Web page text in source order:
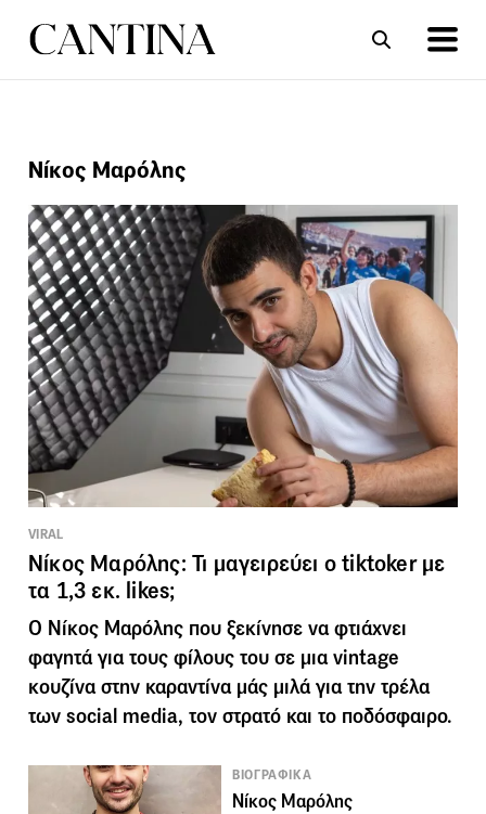
ΣΥΝΤΑΓΕΣ
Νίκος Μαρόλης
VIRAL
Νίκος Μαρόλης: Τι μαγειρεύει ο tiktoker με
τα 1,3 εκ. likes;
Ο Νίκος Μαρόλης που ξεκίνησε να φτιάχνει
φαγητά για τους φίλους του σε μια vintage
κουζίνα στην καραντίνα μάς μιλά για την τρέλα
των social media, τον στρατό και το ποδόσφαιρο.
ΒΙΟΓΡΑΦΙΚΑ
Νίκος Μαρόλης